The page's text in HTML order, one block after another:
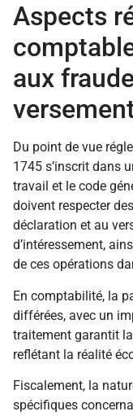
Aspects
aux
Du point de vue
1745 s’inscrit dans
travail et le code
doivent respecter des
déclaration et au
d’intéressement,
de ces opérations
En comptabilité, la
différées, avec un
traitement garantit
reflétant la réalité
Fiscalement, la
spécifiques